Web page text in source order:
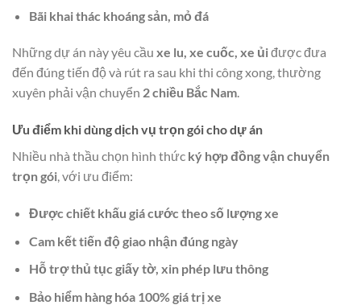
Bãi khai thác khoáng sản, mỏ đá
Những dự án này yêu cầu xe lu, xe cuốc, xe ủiđược đưa
đến đúng tiến độ và rút ra sau khi thi công xong, thường
xuyên phải vận chuyển 2 chiều Bắc Nam.
Ưu điểm khi dùng dịch vụ trọn gói cho dự án
Nhiều nhà thầu chọn hình thức ký hợp đồng vận chuyển
trọn gói, với ưu điểm:
Được chiết khấu giá cước theo số lượng xe
Cam kết tiến độ giao nhận đúng ngày
Hỗ trợ thủ tục giấy tờ, xin phép lưu thông
Bảo hiểm hàng hóa 100% giá trị xe